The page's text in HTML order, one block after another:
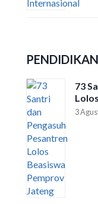
PENDIDIKAN
73
3